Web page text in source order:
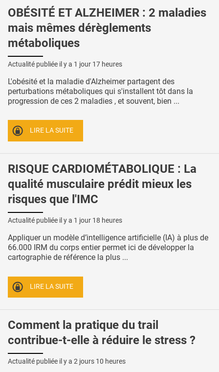
OBÉSITÉ ET ALZHEIMER : 2 maladies
mais mêmes dérèglements
métaboliques
Actualité publiée il y a 1 jour 17 heures
L'obésité et la maladie d'Alzheimer partagent des
perturbations métaboliques qui s'installent tôt dans la
progression de ces 2 maladies , et souvent, bien ...
LIRE LA SUITE
RISQUE CARDIOMÉTABOLIQUE : La
qualité musculaire prédit mieux les
risques que l'IMC
Actualité publiée il y a 1 jour 18 heures
Appliquer un modèle d’intelligence artificielle (IA) à plus de
66.000 IRM du corps entier permet ici de développer la
cartographie de référence la plus ...
LIRE LA SUITE
Comment la pratique du trail
contribue-t-elle à réduire le stress ?
Actualité publiée il y a 2 jours 10 heures